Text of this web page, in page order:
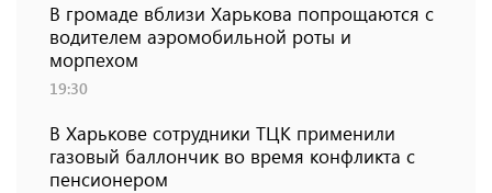
В громаде вблизи Харькова попрощаются с
водителем аэромобильной роты и
морпехом
19:30
В Харькове сотрудники ТЦК применили
газовый баллончик во время конфликта с
пенсионером